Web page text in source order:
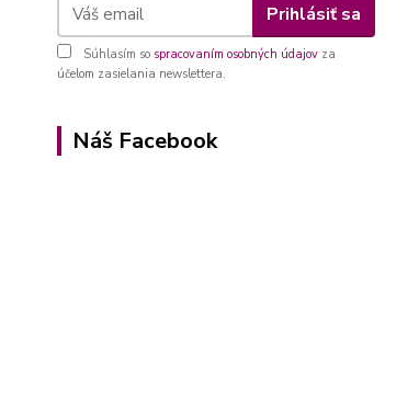
Prihlásiť sa
Súhlasím so spracovaním osobných údajov za
účelom zasielania newslettera.
Náš Facebook